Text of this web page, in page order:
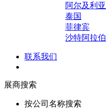
阿尔及利亚
泰国
菲律宾
沙特阿拉伯
联系我们
展商搜索
按公司名称搜索